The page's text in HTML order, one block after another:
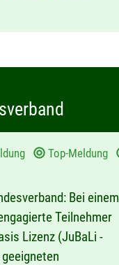
Top-Meldung
Bei einem
Teilnehmer
Lizenz (JuBaLi -